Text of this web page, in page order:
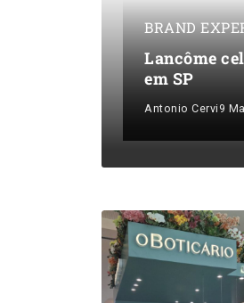
BRAND
Lancôme
em SP
Antonio Cervi9